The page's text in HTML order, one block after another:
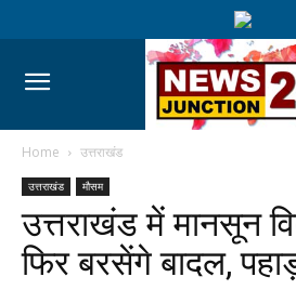
Home उत्तराखंड
उत्तराखंड मौसम
उत्तराखंड में मानसून
फिर बरसेंगे बादल,